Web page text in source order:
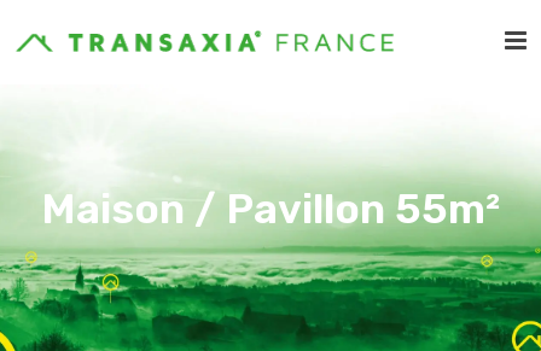
Maison / Pavillon 55m²